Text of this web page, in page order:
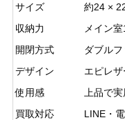
サイズ
約24 ×
収納力
メイン
開閉方式
ダブル
デザイン
エピレ
使用感
上品で
買取対応
LINE・